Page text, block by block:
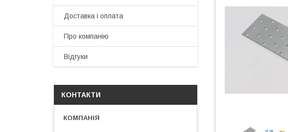
Доставка і оплата
Про компанію
Відгуки
КОНТАКТИ